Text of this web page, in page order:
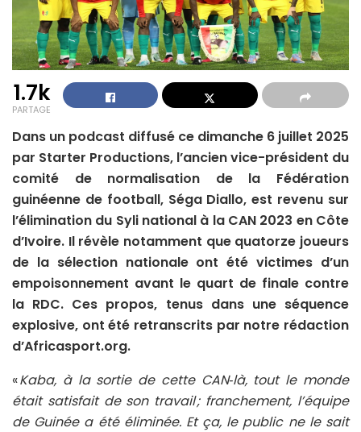
1.7k
PARTAGE
Dans un podcast diffusé ce dimanche 6 juillet 2025
par Starter Productions, l’ancien vice-président du
comité de normalisation de la Fédération
guinéenne de football, Séga Diallo, est revenu sur
l’élimination du Syli national à la CAN 2023 en Côte
d’Ivoire. Il révèle notamment que quatorze joueurs
de la sélectionnationaleont été victimes d’un
empoisonnement avant le quart de finale contre
la RDC. Ces propos, tenus dans une séquence
explosive, ont été retranscrits par notre rédaction
d’Africasport.org.
«Kaba, à la sortie de cette CAN‑là, tout le monde
était satisfait de son travail ; franchement, l’équipe
de Guinée a été éliminée. Et ça, le public ne le sait